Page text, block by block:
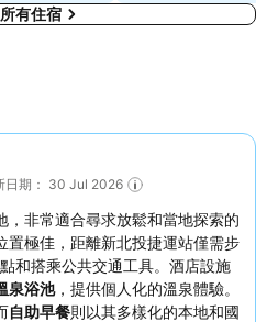
有住宿
日期： 30 Jul 2026
非常適合尋求放鬆和當地探索的
置極佳，距離新北投捷運站僅需步
和搭乘公共交通工具。酒店設施
泉浴池，提供個人化的溫泉體驗。
自助早餐則以其多樣化的本地和國